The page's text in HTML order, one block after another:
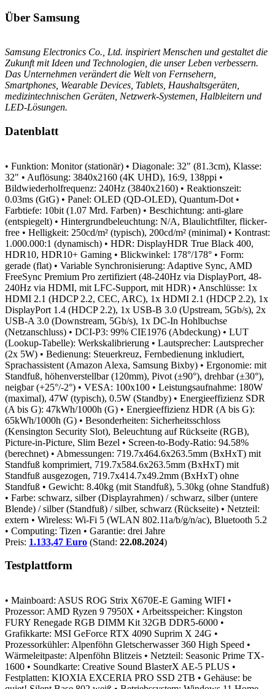
Über Samsung
Samsung Electronics Co., Ltd. inspiriert Menschen und gestaltet die
Zukunft mit Ideen und Technologien, die unser Leben verbessern.
Das Unternehmen verändert die Welt von Fernsehern,
Smartphones, Wearable Devices, Tablets, Haushaltsgeräten,
medizintechnischen Geräten, Netzwerk-Systemen, Halbleitern und
LED-Lösungen.
Datenblatt
• Funktion: Monitor (stationär) • Diagonale: 32" (81.3cm), Klasse:
32" • Auflösung: 3840x2160 (4K UHD), 16:9, 138ppi •
Bildwiederholfrequenz: 240Hz (3840x2160) • Reaktionszeit:
0.03ms (GtG) • Panel: OLED (QD-OLED), Quantum-Dot •
Farbtiefe: 10bit (1.07 Mrd. Farben) • Beschichtung: anti-glare
(entspiegelt) • Hintergrundbeleuchtung: N/A, Blaulichtfilter, flicker-
free • Helligkeit: 250cd/m² (typisch), 200cd/m² (minimal) • Kontrast:
1.000.000:1 (dynamisch) • HDR: DisplayHDR True Black 400,
HDR10, HDR10+ Gaming • Blickwinkel: 178°/178° • Form:
gerade (flat) • Variable Synchronisierung: Adaptive Sync, AMD
FreeSync Premium Pro zertifiziert (48-240Hz via DisplayPort, 48-
240Hz via HDMI, mit LFC-Support, mit HDR) • Anschlüsse: 1x
HDMI 2.1 (HDCP 2.2, CEC, ARC), 1x HDMI 2.1 (HDCP 2.2), 1x
DisplayPort 1.4 (HDCP 2.2), 1x USB-B 3.0 (Upstream, 5Gb/s), 2x
USB-A 3.0 (Downstream, 5Gb/s), 1x DC-In Hohlbuchse
(Netzanschluss) • DCI-P3: 99% CIE1976 (Abdeckung) • LUT
(Lookup-Tabelle): Werkskalibrierung • Lautsprecher: Lautsprecher
(2x 5W) • Bedienung: Steuerkreuz, Fernbedienung inkludiert,
Sprachassistent (Amazon Alexa, Samsung Bixby) • Ergonomie: mit
Standfuß, höhenverstellbar (120mm), Pivot (±90°), drehbar (±30°),
neigbar (+25°/-2°) • VESA: 100x100 • Leistungsaufnahme: 180W
(maximal), 47W (typisch), 0.5W (Standby) • Energieeffizienz SDR
(A bis G): 47kWh/1000h (G) • Energieeffizienz HDR (A bis G):
65kWh/1000h (G) • Besonderheiten: Sicherheitsschloss
(Kensington Security Slot), Beleuchtung auf Rückseite (RGB),
Picture-in-Picture, Slim Bezel • Screen-to-Body-Ratio: 94.58%
(berechnet) • Abmessungen: 719.7x464.6x263.5mm (BxHxT) mit
Standfuß komprimiert, 719.7x584.6x263.5mm (BxHxT) mit
Standfuß ausgezogen, 719.7x414.7x49.2mm (BxHxT) ohne
Standfuß • Gewicht: 8.40kg (mit Standfuß), 5.30kg (ohne Standfuß)
• Farbe: schwarz, silber (Displayrahmen) / schwarz, silber (untere
Blende) / silber (Standfuß) / silber, schwarz (Rückseite) • Netzteil:
extern • Wireless: Wi-Fi 5 (WLAN 802.11a/b/g/n/ac), Bluetooth 5.2
• Computing: Tizen • Garantie: drei Jahre
Preis: 1.133,47 Euro (Stand: 22.08.2024)
Testplattform
• Mainboard: ASUS ROG Strix X670E-E Gaming WIFI •
Prozessor: AMD Ryzen 9 7950X • Arbeitsspeicher: Kingston
FURY Renegade RGB DIMM Kit 32GB DDR5-6000 •
Grafikkarte: MSI GeForce RTX 4090 Suprim X 24G •
Prozessorkühler: Alpenföhn Gletscherwasser 360 High Speed •
Wärmeleitpaste: Alpenföhn Blitzeis • Netzteil: Seasonic Prime TX-
1600 • Soundkarte: Creative Sound BlasterX AE-5 PLUS •
Festplatten: KIOXIA EXCERIA PRO SSD 2TB • Gehäuse: be